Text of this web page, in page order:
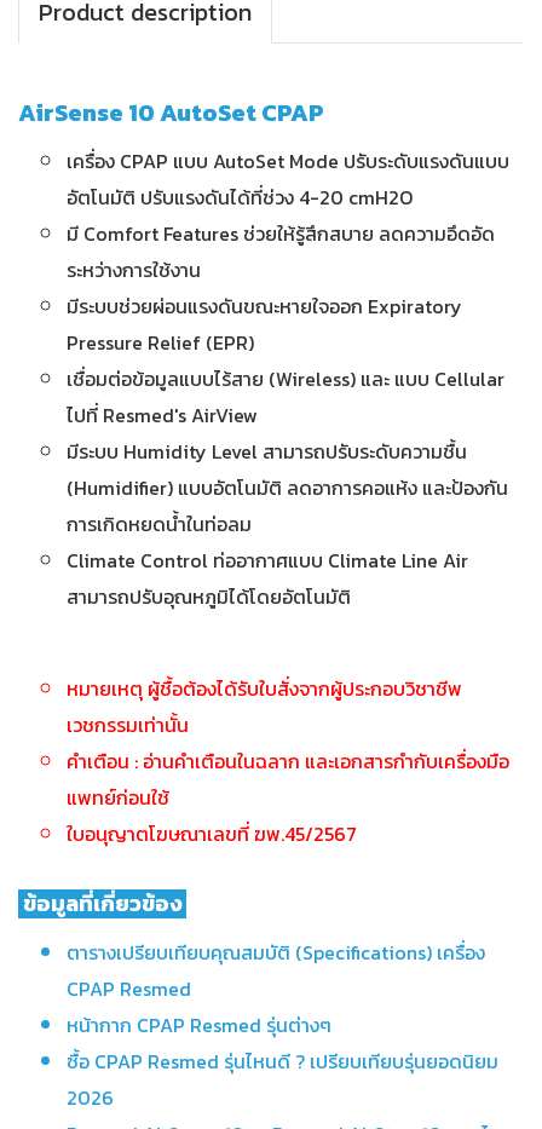
Product description
AirSense 10 AutoSet CPAP
เครื่อง CPAP แบบ AutoSet Mode ปรับระดับแรงดันแบบ
อัตโนมัติ ปรับแรงดันได้ที่ช่วง 4-20 cmH2O
มี Comfort Features ช่วยให้รู้สึกสบาย ลดความอึดอัด
ระหว่างการใช้งาน
มีระบบช่วยผ่อนแรงดันขณะหายใจออก Expiratory
Pressure Relief (EPR)
เชื่อมต่อข้อมูลแบบไร้สาย (Wireless) และ แบบ Cellular
ไปที่ Resmed's AirView
มีระบบ Humidity Level สามารถปรับระดับความชื้น
(Humidifier) แบบอัตโนมัติ ลดอาการคอแห้ง และป้องกัน
การเกิดหยดน้ำในท่อลม
Climate Control ท่ออากาศแบบ Climate Line Air
สามารถปรับอุณหภูมิได้โดยอัตโนมัติ
หมายเหตุ ผู้ชื้อต้องได้รับใบสั่งจากผู้ประกอบวิชาชีพ
เวชกรรมเท่านั้น
คำเตือน : อ่านคำเตือนในฉลาก และเอกสารกำกับเครื่องมือ
แพทย์ก่อนใช้
ใบอนุญาตโฆษณาเลขที่ ฆพ.45/2567
ข้อมูลที่เกี่ยวข้อง
ตารางเปรียบเทียบคุณสมบัติ (Specifications) เครื่อง
CPAP Resmed
หน้ากาก CPAP Resmed รุ่นต่างๆ
ซื้อ CPAP Resmed รุ่นไหนดี ? เปรียบเทียบรุ่นยอดนิยม
2026